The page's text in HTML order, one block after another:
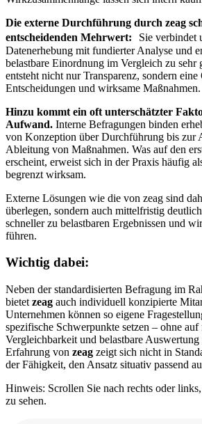
Die externe Durchführung durch zeag
entscheidenden Mehrwert: Sie verbindet
Datenerhebung mit fundierter Analyse und
belastbare Einordnung im Vergleich zu sehr
entsteht nicht nur Transparenz, sondern
Entscheidungen und wirksame Maßnahmen.
Hinzu kommt ein oft unterschätzter
Aufwand. Interne Befragungen binden
von Konzeption über Durchführung bis zur
Ableitung von Maßnahmen. Was auf den
erscheint, erweist sich in der Praxis häufig
begrenzt wirksam.
Externe Lösungen wie die von zeag sind
überlegen, sondern auch mittelfristig
schneller zu belastbaren Ergebnissen und
führen.
Wichtig dabei:
Neben der standardisierten Befragung im
bietet zeag auch individuell konzipierte
Unternehmen können so eigene
spezifische Schwerpunkte setzen – ohne
Vergleichbarkeit und belastbare
Erfahrung von zeag zeigt sich nicht in
der Fähigkeit, den Ansatz situativ passend
Hinweis: Scrollen Sie nach rechts oder
zu sehen.